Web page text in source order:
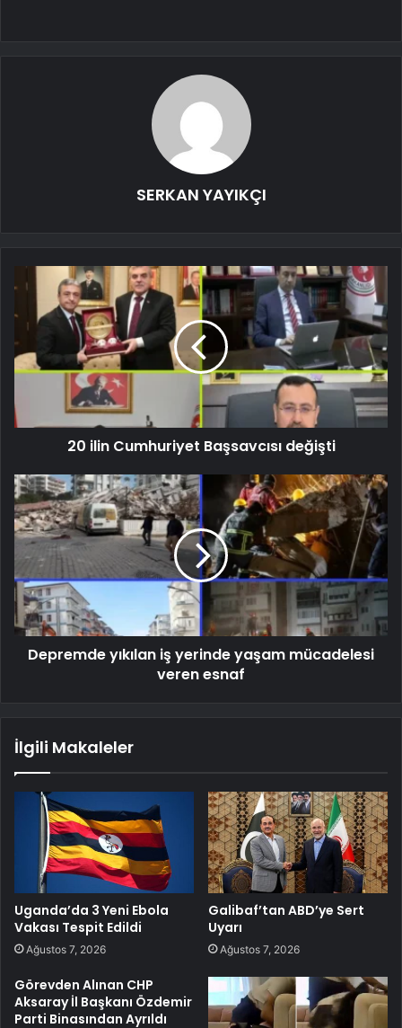
SERKAN YAYIKÇI
20 ilin Cumhuriyet Başsavcısı değişti
Depremde yıkılan iş yerinde yaşam mücadelesi
veren esnaf
İlgili Makaleler
Uganda’da 3 Yeni Ebola
Vakası Tespit Edildi
Ağustos 7, 2026
Galibaf’tan ABD’ye Sert
Uyarı
Ağustos 7, 2026
Görevden Alınan CHP
Aksaray İl Başkanı Özdemir
Parti Binasından Ayrıldı